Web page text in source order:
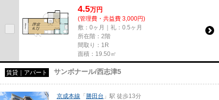
4.5万円
(管理費・共益費 3,000円)
敷：0ヶ月｜礼：0.5ヶ月
所在階：2階
間取り：1R
面積：19.50㎡
賃貸｜アパート サンボナール/西志津5
京成本線 「勝田台 」駅 徒歩13分